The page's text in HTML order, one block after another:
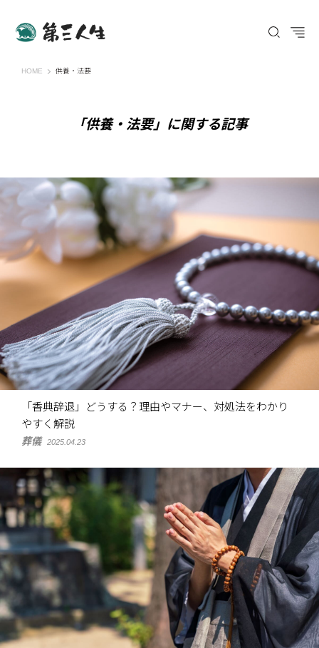
HOME 第三人生 〜寄り道の歩き方〜
供養・法要
「供養・法要」に関する記事
「香典辞退」どうする？理由やマナー、対処法をわかり
やすく解説
葬儀 2025.04.23